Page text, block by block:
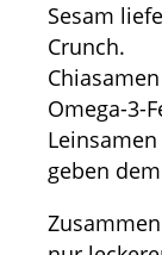
Sesam
Crunch.
Omega-3-
geben